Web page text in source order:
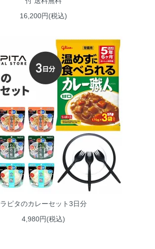
16,200円(税込)
ラピタのカレーセット3日分
4,980円(税込)